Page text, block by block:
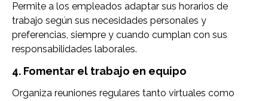
Permite a los empleados adaptar sus horarios de
trabajo según sus necesidades personales y
preferencias, siempre y cuando cumplan con sus
responsabilidades laborales.
4. Fomentar el trabajo en equipo
Organiza reuniones regulares tanto virtuales como